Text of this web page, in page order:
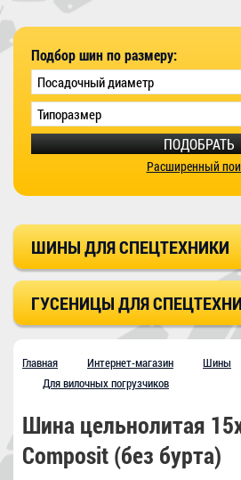
ШИНЫ ДЛЯ СПЕЦТЕХНИКИ
ГУСЕНИЦЫ ДЛЯ
Подбор шин по размеру:
ПОДОБРАТЬ
Расширенный
Главная Интернет-магазин
Шины
Для вилочных погрузчиков
Шина цельнолитая
Composit (без бурта)